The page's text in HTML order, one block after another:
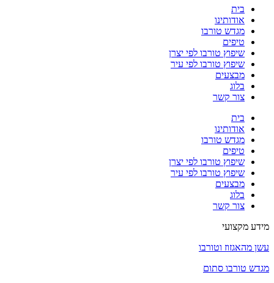
בית
אודותינו
מגדש טורבו
טיפים
שיפוץ טורבו לפי יצרן
שיפוץ טורבו לפי עיר
מבצעים
בלוג
צור קשר
בית
אודותינו
מגדש טורבו
טיפים
שיפוץ טורבו לפי יצרן
שיפוץ טורבו לפי עיר
מבצעים
בלוג
צור קשר
מידע מקצועי
עשן מהאגזוז וטורבו
מגדש טורבו סתום